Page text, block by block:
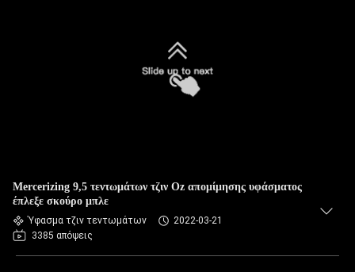
Mercerizing 9,5 τεντωμάτων τζιν Oz απομίμησης υφάσματος
έπλεξε σκούρο μπλε
Ύφασμα τζιν τεντωμάτων
2022-03-21
3385 απόψεις